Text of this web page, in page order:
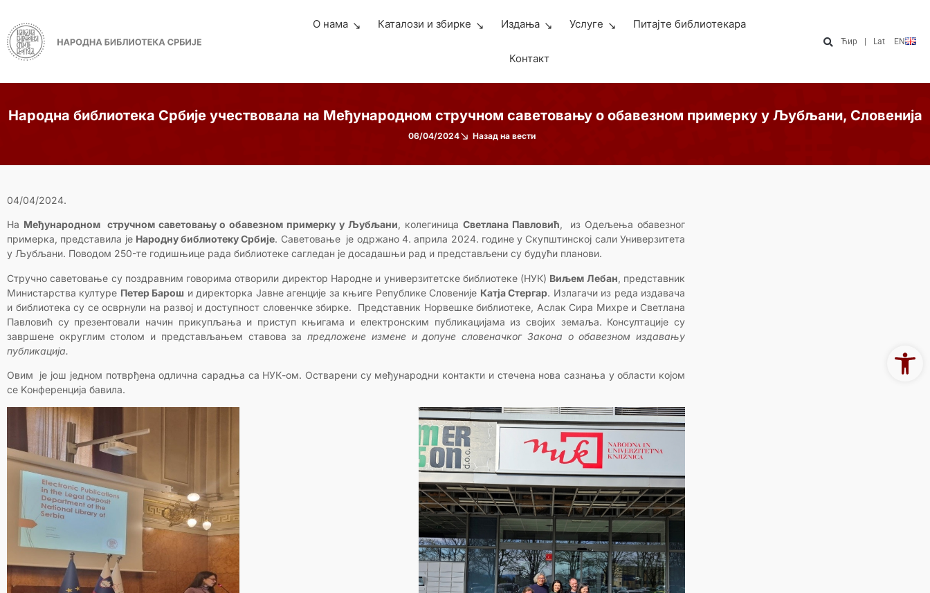
О нама Каталози и збирке Издања Услуге Питајте библиотекара
Контакт
Ћир Lat EN
Народна библиотека Србије учествовала на Међународном стручном саветовању о обавезном примерку у Љубљани, Словенија
06/04/2024 Назад на вести
04/04/2024.
На Међународном стручном саветовању о обавезном примерку у Љубљани, колегиница Светлана Павловић, из Одељења обавезног
примерка, представила је Народну библиотеку Србије. Саветовање је одржано 4. априла 2024. године у Скупштинској сали Универзитета
у Љубљани. Поводом 250-те годишњице рада библиотеке сагледан је досадашњи рад и представљени су будући планови.
Стручно саветовање су поздравним говорима отворили директор Народне и универзитетске библиотеке (НУК) Виљем Лебан, представник
Министарства културе Петер Барош и директорка Јавне агенције за књиге Републике Словеније Катја Стергар. Излагачи из реда издавача
и библиотека су се осврнули на развој и доступност словенчке збирке. Представник Норвешке библиотеке, Аслак Сира Михре и Светлана
Павловић су презентовали начин прикупљања и приступ књигама и електронским публикацијама из својих земаља. Консултације су
завршене округлим столом и представљањем ставова запредложене измене и допуне словеначког Закона о обавезном издавању
публикација.
Овим је још једном потврђена одлична сарадња са НУК-ом. Остварени су међународни контакти и стечена нова сазнања у области којом
се Kонференција бавила.